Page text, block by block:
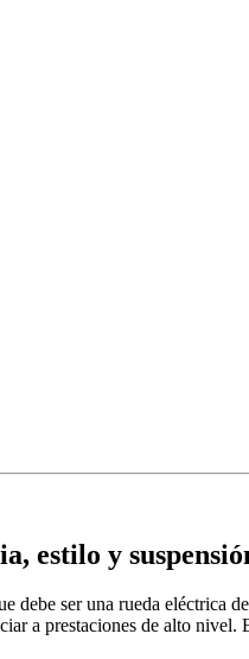
estilo y
debe ser una rueda eléctrica
a prestaciones de alto nivel.